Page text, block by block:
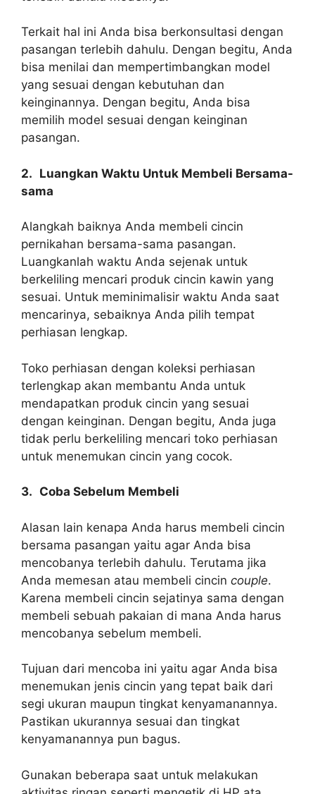
Terkait hal ini Anda bisa berkonsultasi dengan
pasangan terlebih dahulu. Dengan begitu, Anda
bisa menilai dan mempertimbangkan model
yang sesuai dengan kebutuhan dan
keinginannya. Dengan begitu, Anda bisa
memilih model sesuai dengan keinginan
pasangan.
2. Luangkan Waktu Untuk Membeli Bersama-
sama
Alangkah baiknya Anda membeli cincin
pernikahan bersama-sama pasangan.
Luangkanlah waktu Anda sejenak untuk
berkeliling mencari produk cincin kawin yang
sesuai. Untuk meminimalisir waktu Anda saat
mencarinya, sebaiknya Anda pilih tempat
perhiasan lengkap.
Toko perhiasan dengan koleksi perhiasan
terlengkap akan membantu Anda untuk
mendapatkan produk cincin yang sesuai
dengan keinginan. Dengan begitu, Anda juga
tidak perlu berkeliling mencari toko perhiasan
untuk menemukan cincin yang cocok.
3. Coba Sebelum Membeli
Alasan lain kenapa Anda harus membeli cincin
bersama pasangan yaitu agar Anda bisa
mencobanya terlebih dahulu. Terutama jika
Anda memesan atau membeli cincin couple.
Karena membeli cincin sejatinya sama dengan
membeli sebuah pakaian di mana Anda harus
mencobanya sebelum membeli.
Tujuan dari mencoba ini yaitu agar Anda bisa
menemukan jenis cincin yang tepat baik dari
segi ukuran maupun tingkat kenyamanannya.
Pastikan ukurannya sesuai dan tingkat
kenyamanannya pun bagus.
Gunakan beberapa saat untuk melakukan